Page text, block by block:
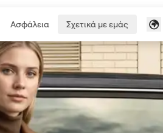
Ασφάλεια Σχετικά με εμάς